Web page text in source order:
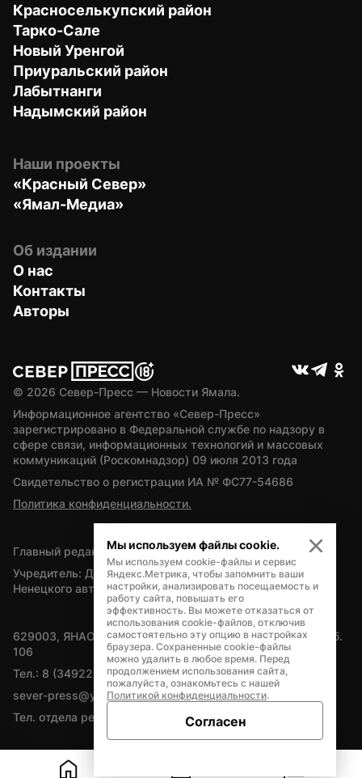
Красноселькупский район
Тарко-Сале
Новый Уренгой
Приуральский район
Лабытнанги
Надымский район
Наши проекты
«Красный Север»
«Ямал-Медиа»
Об издании
О нас
Контакты
Авторы
© 2026 Север-Пресс — Новости Ямала.
Информационное агентство «Север-Пресс»
зарегистрировано в Федеральной службе по надзору в
сфере связи, информационных технологий и массовых
коммуникаций (Роскомнадзор) 09 июля 2013 года
Свидетельство о регистрации ИА № ФС77-54686
Политика конфиденциальности.
Главный редактор — А.Л. Поздеев
Учредитель: Департамент внутренней политики Ямало-
Ненецкого автономного округа
629003, ЯНАО, Салехард, мкр. Богдана Кнунянца, д.1, каб.
106
Тел.: 8 (34922) 71262
sever-press@yamal-media.ru
Тел. отдела рекламы: 8 (34922) 42728
Мы используем файлы cookie.
Мы используем cookie-файлы и сервис
Яндекс.Метрика, чтобы запомнить ваши
настройки, анализировать посещаемость и
работу сайта, повышать его
эффективность. Вы можете отказаться от
использования cookie-файлов, отключив
самостоятельно эту опцию в настройках
браузера. Сохраненные cookie-файлы
можно удалить в любое время. Перед
продолжением использования сайта,
пожалуйста, ознакомьтесь с нашей
Политикой конфиденциальности.
Согласен